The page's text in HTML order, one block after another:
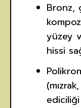
Bronz,
yüzey
hissi
ediciliği